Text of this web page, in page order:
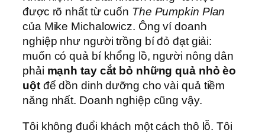
được rõ nhất từ cuốn The Pumpkin Plan
của Mike Michalowicz. Ông ví doanh
nghiệp như người trồng bí đỏ đạt giải:
muốn có quả bí khổng lồ, người nông dân
phải mạnh tay cắt bỏ những quả nhỏ èo
uộtđể dồn dinh dưỡng cho vài quả tiềm
năng nhất. Doanh nghiệp cũng vậy.
Tôi không đuổi khách một cách thô lỗ. Tôi